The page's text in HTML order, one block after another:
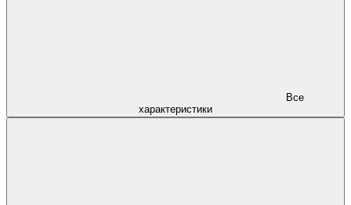
характеристики